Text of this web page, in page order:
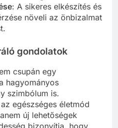
: A sikeres elkészítés és
növeli az önbizalmat
gondolatok
csupán egy
hagyományos
szimbólum is.
egészséges életmód
új lehetőségek